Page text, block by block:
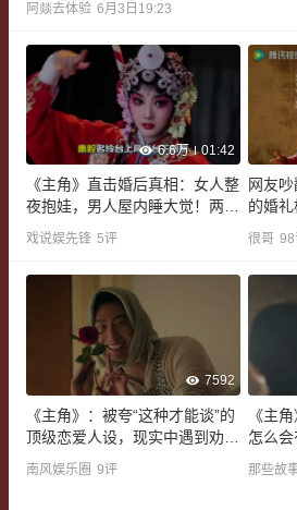
阿燚去体验 6月3日19:23
6.6万 01:42
《主角》直击婚后真相：女人整
夜抱娃，男人屋内睡大觉！两人
最终还是离婚
戏说娱先锋 5评
网友
的婚礼
很哥 98
7592
《主角》：被夸“这种才能谈”的
顶级恋爱人设，现实中遇到劝你
快逃
南风娱乐圈 9评
《主
怎么会
那些故